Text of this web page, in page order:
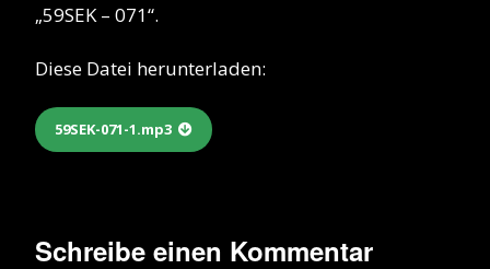
„59SEK – 071“.
Diese Datei herunterladen:
59SEK-071-1.mp3
Schreibe einen Kommentar